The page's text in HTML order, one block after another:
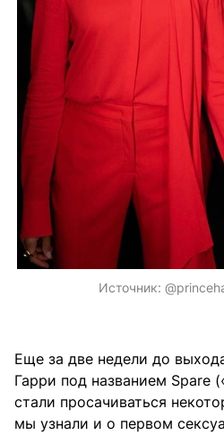
Источник:
Еще за две недели до
Гарри под названием Spare
стали просачиваться
мы узнали и о первом